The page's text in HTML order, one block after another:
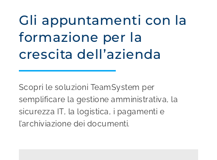
Gli appuntamenti con la
formazione per la
crescita dell’azienda
Scopri le soluzioni TeamSystem per
semplificare la gestione amministrativa, la
sicurezza IT, la logistica, i pagamenti e
l’archiviazione dei documenti.